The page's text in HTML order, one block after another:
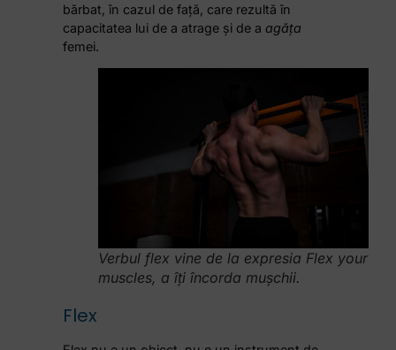
bărbat, în cazul de față, care rezultă în
capacitatea lui de a atrage și de a agăța
femei.
Verbul flex vine de la expresia Flex your
muscles, a îți încorda mușchii.
Flex